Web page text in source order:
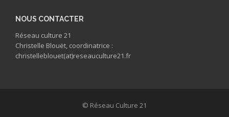
NOUS CONTACTER
Réseau culture 21
Christelle Blouët, coordinatrice :
christelleblouet(at)reseauculture21.fr
© Réseau Culture 21